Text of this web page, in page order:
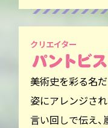
クリエイター
美術史を彩る名
姿にアレンジさ
言い回しで伝え